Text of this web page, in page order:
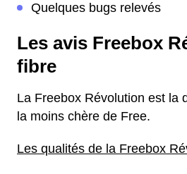
Quelques bugs relevés
Les avis Freebox
fibre
La Freebox Révolution est la
la moins chère de Free.
Les qualités de la Freebox